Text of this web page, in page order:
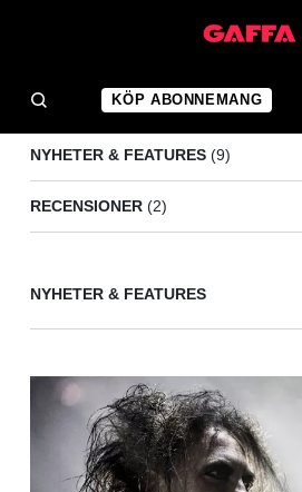
KÖP ABONNEMANG
NYHETER & FEATURES (9)
RECENSIONER (2)
NYHETER & FEATURES